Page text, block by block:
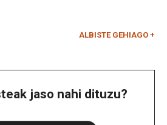
ALBISTE GEHIAGO +
jaso nahi dituzu?